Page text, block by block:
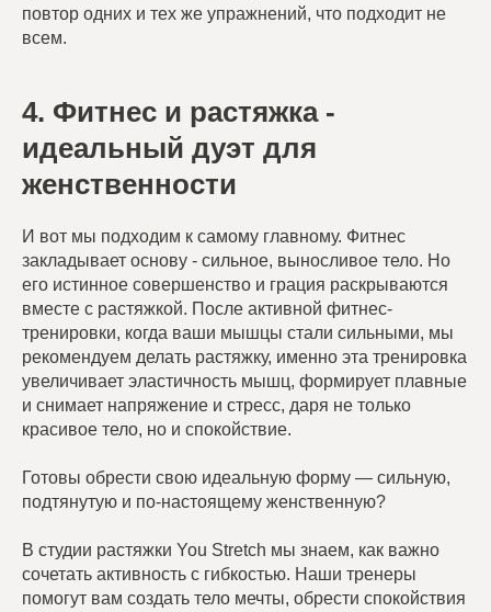
повтор одних и тех же упражнений, что подходит не
всем.
4. Фитнес и растяжка -
идеальный дуэт для
женственности
И вот мы подходим к самому главному. Фитнес
закладывает основу - сильное, выносливое тело. Но
его истинное совершенство и грация раскрываются
вместе с растяжкой. После активной фитнес-
тренировки, когда ваши мышцы стали сильными, мы
рекомендуем делать растяжку, именно эта тренировка
увеличивает эластичность мышц, формирует плавные
и снимает напряжение и стресс, даря не только
красивое тело, но и спокойствие.
Готовы обрести свою идеальную форму — сильную,
подтянутую и по-настоящему женственную?
В студии растяжки You Stretch мы знаем, как важно
сочетать активность с гибкостью. Наши тренеры
помогут вам создать тело мечты, обрести спокойствия